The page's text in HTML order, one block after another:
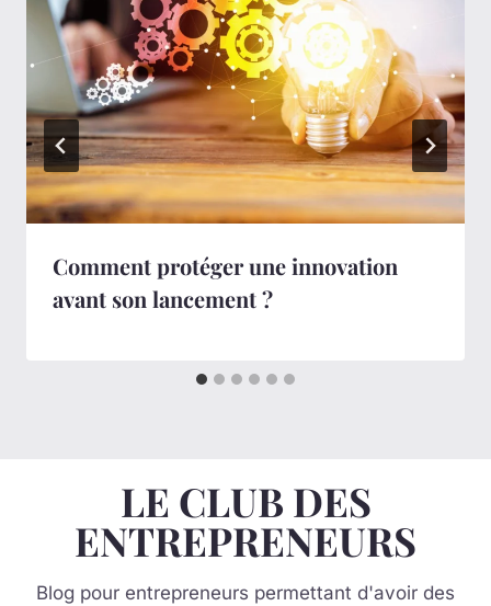
Comment protéger une innovation
avant son lancement ?
LE CLUB DES
ENTREPRENEURS
Blog pour entrepreneurs permettant d'avoir des